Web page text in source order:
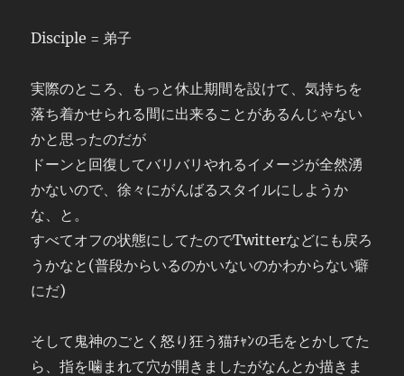
Disciple = 弟子
実際のところ、もっと休止期間を設けて、気持ちを
落ち着かせられる間に出来ることがあるんじゃない
かと思ったのだが
ドーンと回復してバリバリやれるイメージが全然湧
かないので、徐々にがんばるスタイルにしようか
な、と。
すべてオフの状態にしてたのでTwitterなどにも戻ろ
うかなと(普段からいるのかいないのかわからない癖
にだ)
そして鬼神のごとく怒り狂う猫ﾁｬﾝの毛をとかしてた
ら、指を噛まれて穴が開きましたがなんとか描きま